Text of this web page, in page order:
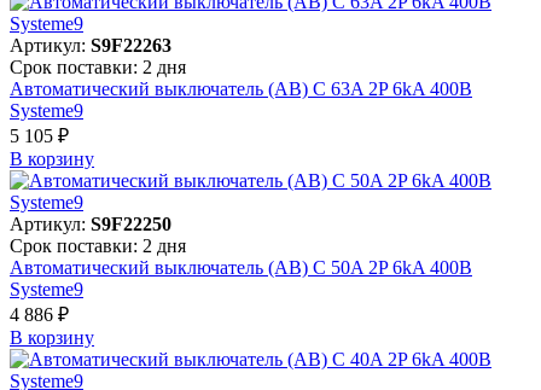
Артикул: S9F22263
Срок поставки: 2 дня
Автоматический выключатель (АВ) C 63A 2P 6kA 400В
Systeme9
5 105 ₽
В корзинy
Артикул: S9F22250
Срок поставки: 2 дня
Автоматический выключатель (АВ) C 50A 2P 6kA 400В
Systeme9
4 886 ₽
В корзинy